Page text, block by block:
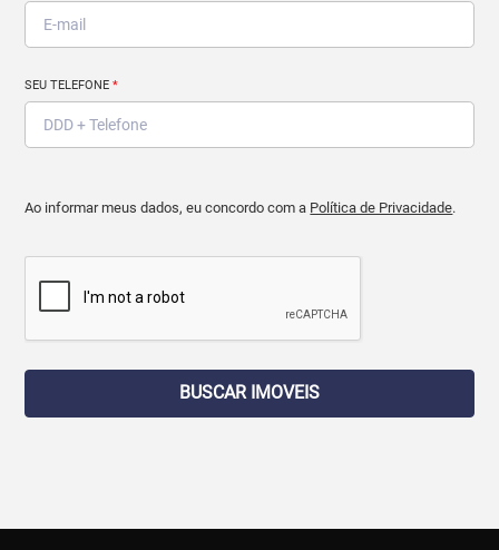
SEU TELEFONE*
Ao informar meus dados, eu concordo com a Política de Privacidade.
BUSCAR IMOVEIS